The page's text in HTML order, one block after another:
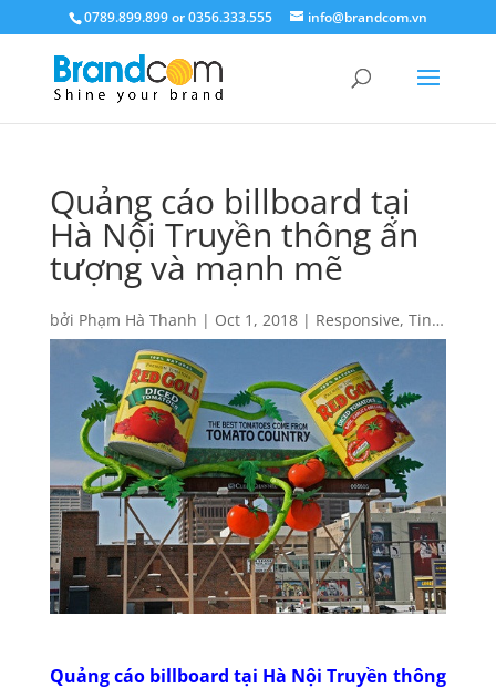
0789.899.899 or 0356.333.555 info@brandcom.vn
Quảng cáo billboard tại
Hà Nội Truyền thông ấn
tượng và mạnh mẽ
bởi Phạm Hà Thanh | Oct 1, 2018| Responsive, Tin
Brandcom,Tin tức
Quảng cáo billboard tại Hà Nội Truyền thông